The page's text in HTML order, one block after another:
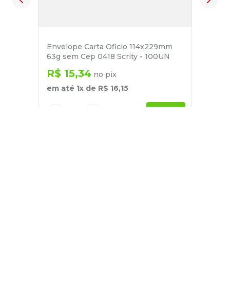
Envelope Carta Oficio 114x229mm
63g sem Cep 0418 Scrity - 100UN
R$ 15,34 no pix
em até 1x de R$ 16,15